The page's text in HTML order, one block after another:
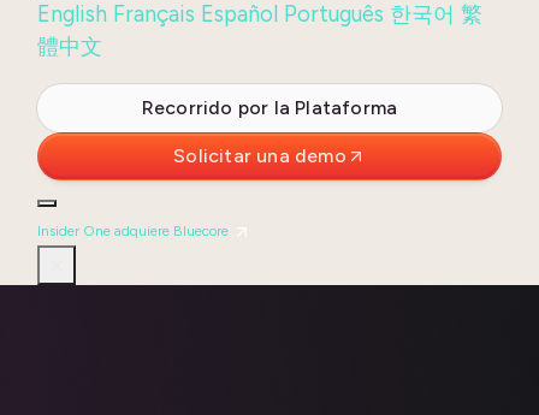
English Français Español Português 한국어 繁
體中文
Recorrido por la Plataforma
Solicitar una demo
Insider One adquiere Bluecore